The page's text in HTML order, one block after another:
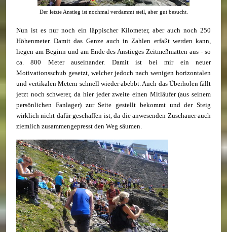
Der letzte Anstieg ist nochmal verdammt steil, aber gut besucht.
Nun ist es nur noch ein läppischer Kilometer, aber auch noch 250
Höhenmeter. Damit das Ganze auch in Zahlen erfaßt werden kann,
liegen am Beginn und am Ende des Anstieges Zeitmeßmatten aus - so
ca. 800 Meter auseinander. Damit ist bei mir ein neuer
Motivationsschub gesetzt, welcher jedoch nach wenigen horizontalen
und vertikalen Metern schnell wieder abebbt. Auch das Überholen fällt
jetzt noch schwerer, da hier jeder zweite einen Mitläufer (aus seinem
persönlichen Fanlager) zur Seite gestellt bekommt und der Steig
wirklich nicht dafür geschaffen ist, da die anwesenden Zuschauer auch
ziemlich zusammengepresst den Weg säumen.